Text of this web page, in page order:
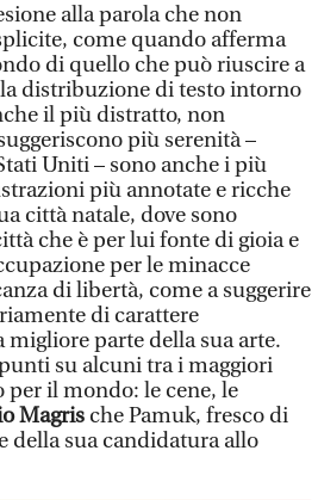
alla parola che non
come quando afferma
di quello che può riuscire a
distribuzione di testo intorno
il più distratto, non
più serenità –
Uniti – sono anche i più
più annotate e ricche
città natale, dove sono
che è per lui fonte di gioia e
per le minacce
di libertà, come a suggerire
di carattere
migliore parte della sua arte.
su alcuni tra i maggiori
il mondo: le cene, le
Magris che Pamuk, fresco di
della sua candidatura allo